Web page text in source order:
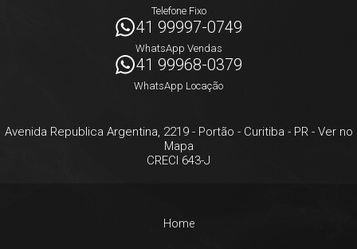
Telefone Fixo
41 99997-0749
WhatsApp Vendas
41 99968-0379
WhatsApp Locação
Avenida Republica Argentina, 2219- Portão - Curitiba - PR- Ver no
Mapa
CRECI 643-J
Home